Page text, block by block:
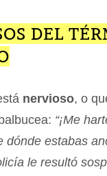
DEL
nervioso, o
“¡Me
dónde estabas
le resultó